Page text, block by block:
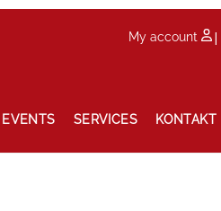
My account |
SERVICES KONTAKT